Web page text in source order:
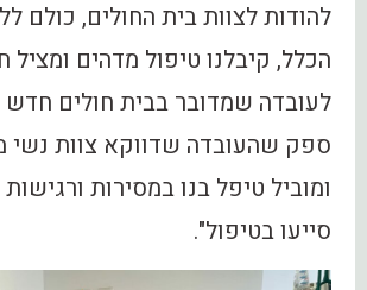
להודות לצוות בית החולים, כולם
הכלל, קיבלנו טיפול מדהים ומציל
לעובדה שמדובר בבית חולים חדש
ספק שהעובדה שדווקא צוות נשי
ומוביל טיפל בנו במסירות
סייעו בטיפול".